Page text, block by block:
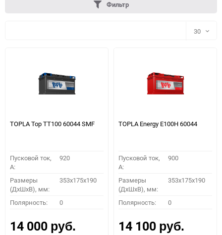
ПОДОБРАТЬ
Как определить полярность?
Фильтр
30
TOPLA Top TT100 60044 SMF
Пусковой ток,
A:
920
Размеры
(ДхШхВ), мм:
353x175x190
Полярность: 0
14 000 руб.
TOPLA Energy E100H 60044
Пусковой ток,
A:
900
Размеры
(ДхШхВ), мм:
353x175x190
Полярность: 0
14 100 руб.